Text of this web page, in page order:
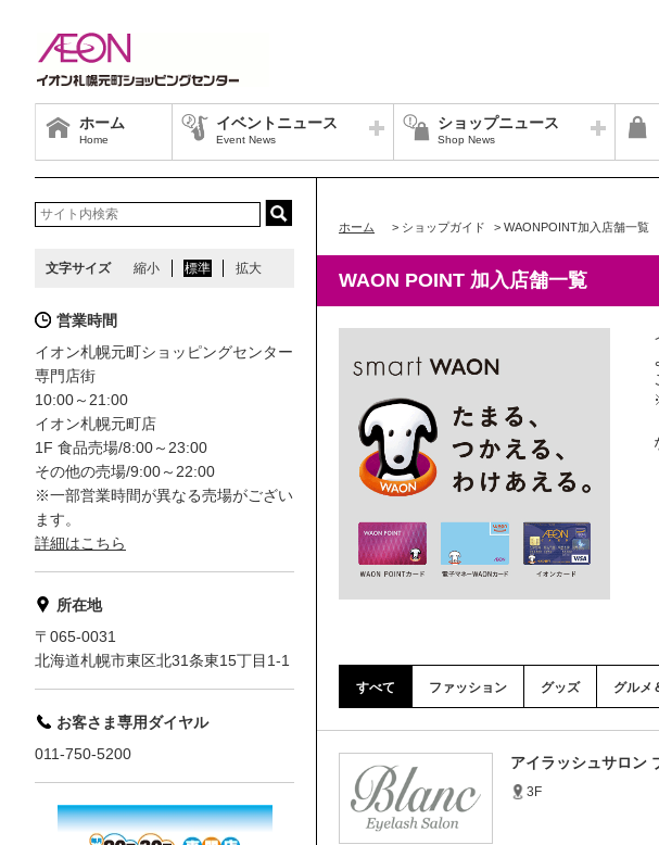
ホーム
Home
イベントニュース
Event News
ショップニュース
Shop News
ホーム > ショップガイド > WAONPOINT加入店舗一覧
WAON POINT 加入店舗一覧
すべて ファッション グッズ グルメ
アイラッシュサロン
3F
文字サイズ 縮小 標準 拡大
営業時間
イオン札幌元町ショッピングセンター
専門店街
10:00～21:00
イオン札幌元町店
1F 食品売場/8:00～23:00
その他の売場/9:00～22:00
※一部営業時間が異なる売場がござい
ます。
詳細はこちら
所在地
〒065-0031
北海道札幌市東区北31条東15丁目1-1
お客さま専用ダイヤル
011-750-5200